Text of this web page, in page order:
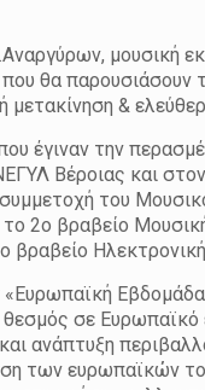
μουσική
θα
μετακίνηση &
την
Βέροιας και
του
2ο βραβείο
ο βραβείο
σε
ανάπτυξη
των ευρωπαϊκών